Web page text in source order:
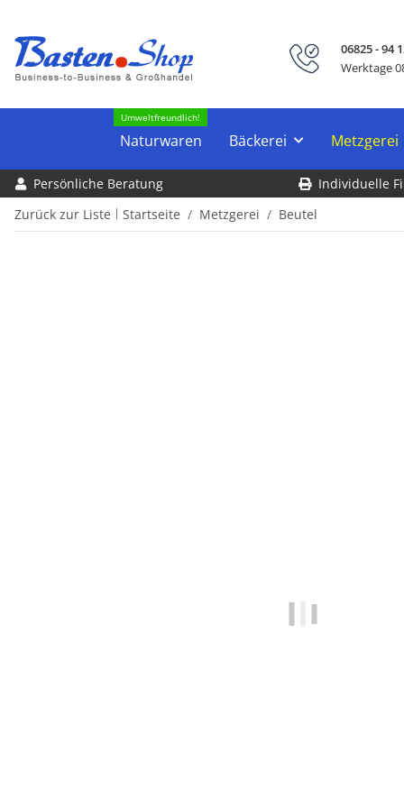
06825 - 94
Werktage
Naturwaren
Umweltfreundlich!
Bäckerei Metzgerei
Persönliche Beratung Individuelle
Zurück zur Liste
Startseite Metzgerei Beutel